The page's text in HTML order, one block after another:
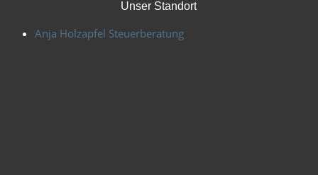
Unser Standort
Anja Holzapfel Steuerberatung